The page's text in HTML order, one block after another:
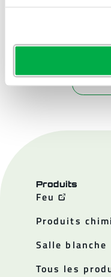
Produits
Feu
Produits
Salle blanche
Tous les